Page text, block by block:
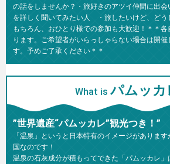
の話をしませんか？・旅好きのアツイ仲間に出
を詳しく聞いてみたい人 ・旅したいけど、どう
もちろん、おひとり様での参加も大歓迎！＊＊
ります。ご希望者がいらっしゃらない場合は開催
す。予めご了承ください＊＊
What isパムッカ
”世界遺産“パムッカレ”観光つき！”
「温泉」というと日本特有のイメージがありま
国なのです！
温泉の石灰成分が積もってできた「パムッカレ